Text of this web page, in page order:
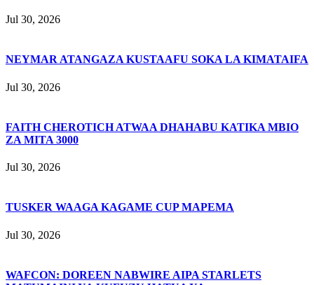
Jul 30, 2026
NEYMAR ATANGAZA KUSTAAFU SOKA LA KIMATAIFA
Jul 30, 2026
FAITH CHEROTICH ATWAA DHAHABU KATIKA MBIO
ZA MITA 3000
Jul 30, 2026
TUSKER WAAGA KAGAME CUP MAPEMA
Jul 30, 2026
WAFCON: DOREEN NABWIRE AIPA STARLETS